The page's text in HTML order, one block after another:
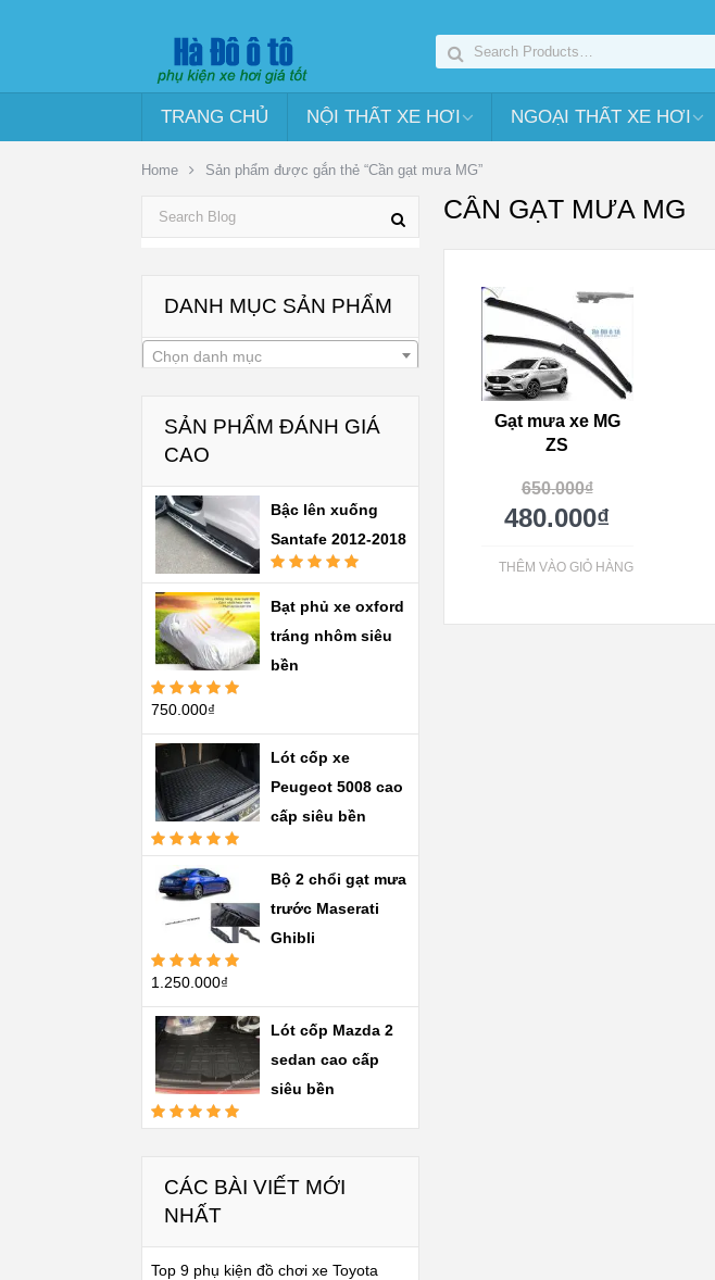
TRANG CHỦ NỘI THẤT XE HƠI NGOẠI THẤT XE HƠI
Home Sản phẩm được gắn thẻ “Cần gạt mưa MG”
CẦN GẠT MƯA MG
Gạt mưa xe MG
ZS
650.000₫
480.000₫
THÊM VÀO GIỎ HÀNG
DANH MỤC SẢN PHẨM
Chọn danh mục
SẢN PHẨM ĐÁNH GIÁ
CAO
Bậc lên xuống
Santafe 2012-2018
Được xếp
hạng 5.00
sao
Bạt phủ xe oxford
tráng nhôm siêu
bền
Được xếp
sao
750.000₫
Lót cốp xe
Peugeot 5008 cao
cấp siêu bền
Được xếp
hạng5.005
sao
Bộ 2 chổi gạt mưa
trước Maserati
Ghibli
Được xếp
sao
1.250.000₫
Lót cốp Mazda 2
sedan cao cấp
siêu bền
CÁC BÀI VIẾT MỚI
NHẤT
Top 9 phụ kiện đồ chơi xe Toyota